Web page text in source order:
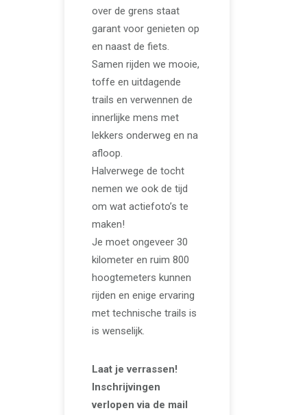
over de grens staat
garant voor genieten op
en naast de fiets.
Samen rijden we mooie,
toffe en uitdagende
trails en verwennen de
innerlijke mens met
lekkers onderweg en na
afloop.
Halverwege de tocht
nemen we ook de tijd
om wat actiefoto’s te
maken!
Je moet ongeveer 30
kilometer en ruim 800
hoogtemeters kunnen
rijden en enige ervaring
met technische trails is
is wenselijk.
Laat je verrassen!
Inschrijvingen
verlopen via de mail